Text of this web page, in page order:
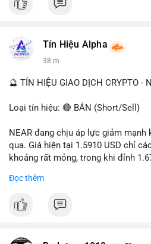
#binancesquare
#vlikevn #titanbot
📰 Nguồn: Cointelegraph
Tín Hiệu Alpha
38 m
🔮 TÍN HIỆU GIAO DỊCH CRYPTO -
Loại tín hiệu: 🔴 BÁN (Short/Sell)
NEAR đang chịu áp lực giảm mạnh
qua. Giá hiện tại 1.5910 USD chỉ
khoảng rất mỏng, trong khi đỉnh
kiểm soát hoàn toàn. Khối lượng
tiếp diễn.
Đọc thêm